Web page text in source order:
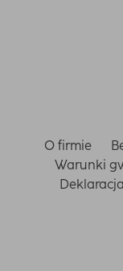
O firmie
Warunki